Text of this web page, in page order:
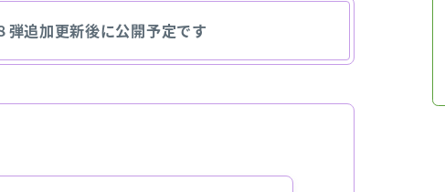
弾追加更新後に公開予定です